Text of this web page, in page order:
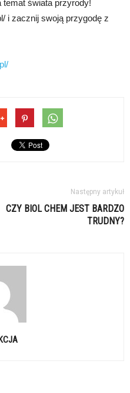
temat świata przyrody!
i zacznij swoją przygodę z
Następny artykuł
CZY BIOL CHEM JEST BARDZO
TRUDNY?